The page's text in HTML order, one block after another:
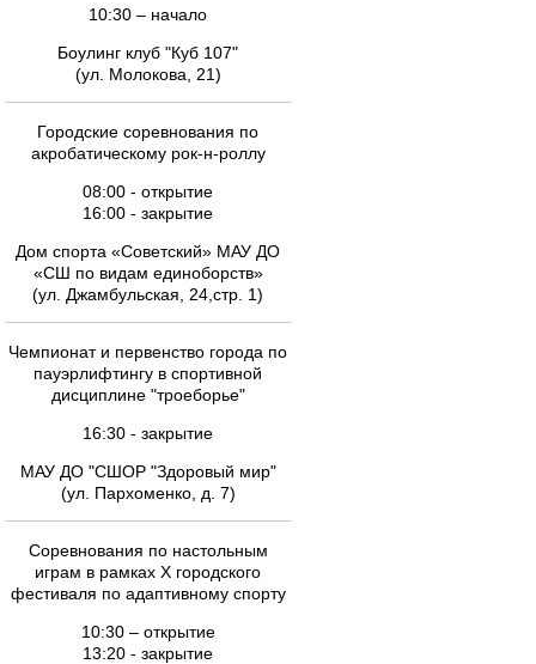
10:30 – начало
Боулинг клуб "Куб 107"
(ул. Молокова, 21)
Городские соревнования по
акробатическому рок-н-роллу
08:00 - открытие
16:00 - закрытие
Дом спорта «Советский» МАУ ДО
«СШ по видам единоборств»
(ул. Джамбульская, 24,стр. 1)
Чемпионат и первенство города по
пауэрлифтингу в спортивной
дисциплине "троеборье"
16:30 - закрытие
МАУ ДО "СШОР "Здоровый мир"
(ул. Пархоменко, д. 7)
Соревнования по настольным
играм в рамках X городского
фестиваля по адаптивному спорту
10:30 – открытие
13:20 - закрытие